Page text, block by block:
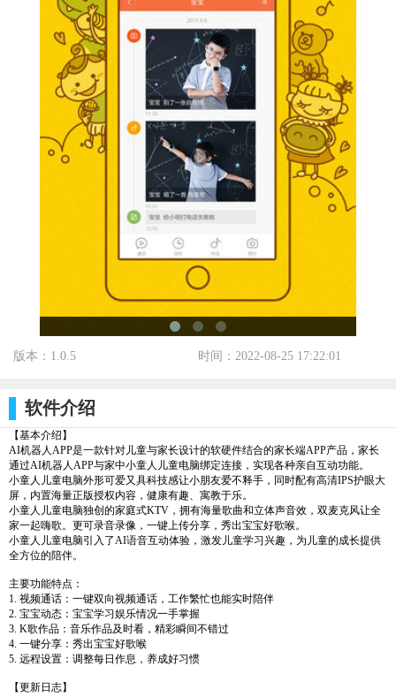
版本：1.0.5 时间：2022-08-25 17:22:01
软件介绍
【基本介绍】
AI机器人APP是一款针对儿童与家长设计的软硬件结合的家长端APP产品，家长
通过AI机器人APP与家中小童人儿童电脑绑定连接，实现各种亲自互动功能。
小童人儿童电脑外形可爱又具科技感让小朋友爱不释手，同时配有高清IPS护眼大
屏，内置海量正版授权内容，健康有趣、寓教于乐。
小童人儿童电脑独创的家庭式KTV，拥有海量歌曲和立体声音效，双麦克风让全
家一起嗨歌。更可录音录像，一键上传分享，秀出宝宝好歌喉。
小童人儿童电脑引入了AI语音互动体验，激发儿童学习兴趣，为儿童的成长提供
全方位的陪伴。
主要功能特点：
1. 视频通话：一键双向视频通话，工作繁忙也能实时陪伴
2. 宝宝动态：宝宝学习娱乐情况一手掌握
3. K歌作品：音乐作品及时看，精彩瞬间不错过
4. 一键分享：秀出宝宝好歌喉
5. 远程设置：调整每日作息，养成好习惯
【更新日志】